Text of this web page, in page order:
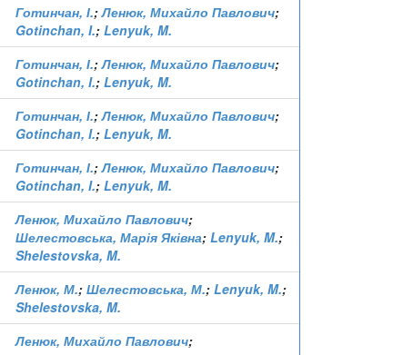
Готинчан, І.;Ленюк, Михайло Павлович;
Gotinchan, I.; Lenyuk, M.
Готинчан, І.;Ленюк, Михайло Павлович;
Gotinchan, I.; Lenyuk, M.
Готинчан, І.;Ленюк, Михайло Павлович;
Gotinchan, I.; Lenyuk, M.
Готинчан, І.;Ленюк, Михайло Павлович;
Gotinchan, I.; Lenyuk, M.
Ленюк, Михайло Павлович;
Шелестовська, Марія Яківна; Lenyuk, M.;
Shelestovska, M.
Ленюк, М.; Шелестовська, М.; Lenyuk, M.;
Shelestovska, M.
Ленюк, Михайло Павлович;